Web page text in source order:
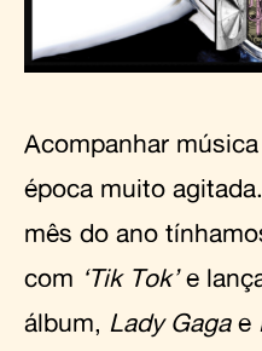
Acompanhar
época muito
mês do ano
com ‘Tik Tok’e
álbum, Lady Gagae